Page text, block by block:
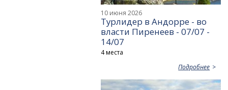
10 июня 2026
Турлидер в Андорре - во
власти Пиренеев - 07/07 -
14/07
4 места
Подробнее